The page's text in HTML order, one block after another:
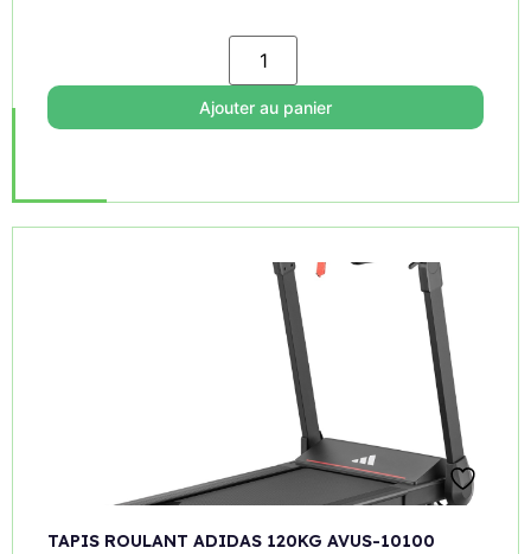
Ajouter au panier
TAPIS ROULANT ADIDAS 120KG AVUS-10100